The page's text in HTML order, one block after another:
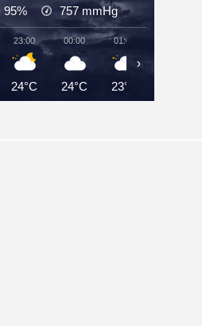
95% 757 mmHg
23:00
24°C
00:00
24°C
01:00
23°C
›